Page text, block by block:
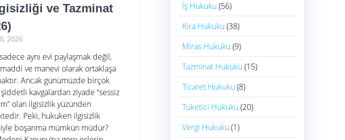
ve Tazminat
2026
aynı evi paylaşmak değil,
maddi ve manevi olarak ortaklaşa
Ancak günümüzde birçok
kavgalardan ziyade “sessiz
olan ilgisizlik yüzünden
Peki, hukuken ilgisizlik
boşanma mümkün müdür?
İş Hukuku (56)
Kira Hukuku (38)
Miras Hukuku (9)
Tazminat Hukuku (15)
Ticaret Hukuku (8)
Tüketici Hukuku (20)
Vergi Hukuku (1)